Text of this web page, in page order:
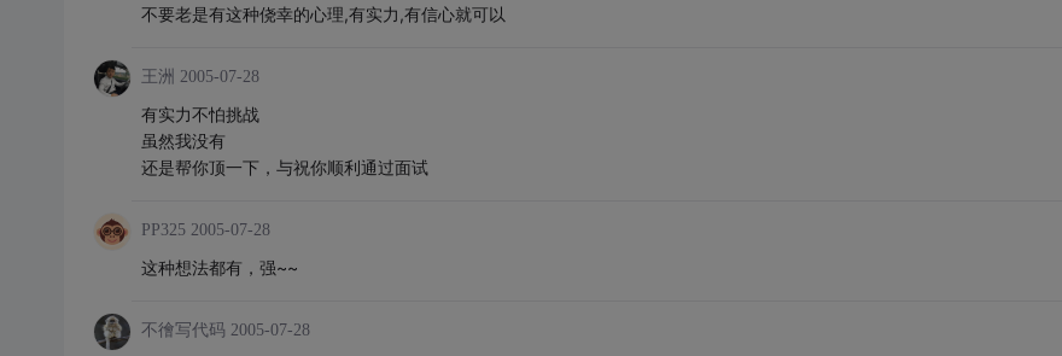
不要老是有这种侥幸的心理,有实力,有信心就可以
王洲 2005-07-28
有实力不怕挑战
虽然我没有
还是帮你顶一下，与祝你顺利通过面试
PP325 2005-07-28
这种想法都有，强~~
不徻写代码 2005-07-28